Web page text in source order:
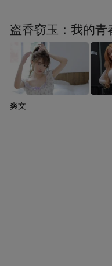
盗香窃玉：我的青
爽文